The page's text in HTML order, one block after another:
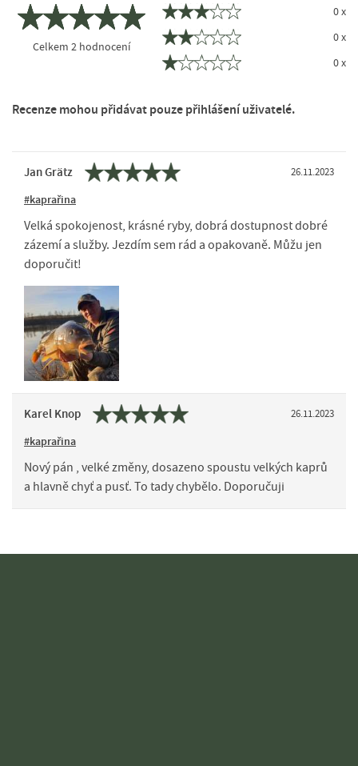
Celkem 2 hodnocení
0 x
0 x
0 x
Recenze mohou přidávat pouze přihlášení uživatelé.
Jan Grätz 26.11.2023
#kaprařina
Velká spokojenost, krásné ryby, dobrá dostupnost dobré
zázemí a služby. Jezdím sem rád a opakovaně. Můžu jen
doporučit!
Karel Knop 26.11.2023
#kaprařina
Nový pán , velké změny, dosazeno spoustu velkých kaprů
a hlavně chyť a pusť. To tady chybělo. Doporučuji